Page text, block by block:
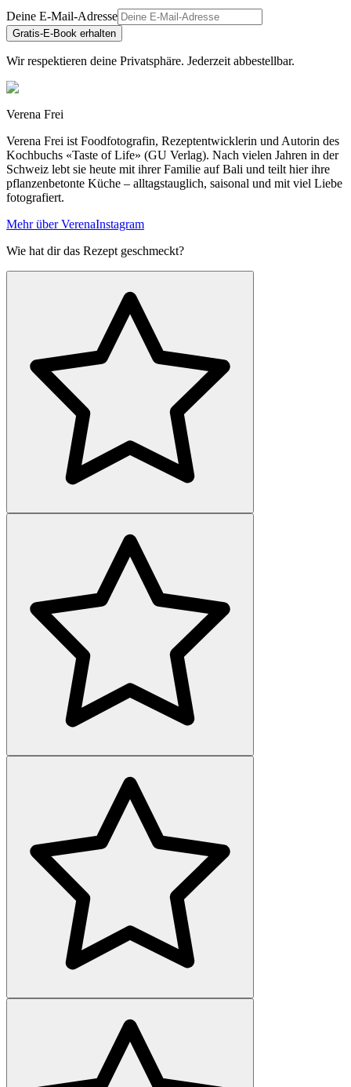
Deine E-Mail-Adresse
Gratis-E-Book erhalten
Wir respektieren deine Privatsphäre. Jederzeit abbestellbar.
Verena Frei
Verena Frei ist Foodfotografin, Rezeptentwicklerin und Autorin des
Kochbuchs «Taste of Life» (GU Verlag). Nach vielen Jahren in der
Schweiz lebt sie heute mit ihrer Familie auf Bali und teilt hier ihre
pflanzenbetonte Küche – alltagstauglich, saisonal und mit viel Liebe
fotografiert.
Mehr über VerenaInstagram
Wie hat dir das Rezept geschmeckt?